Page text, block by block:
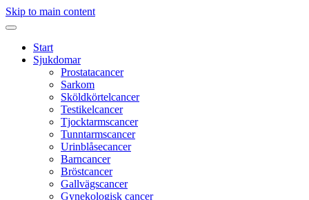
Skip to main content
Start
Sjukdomar
Prostatacancer
Sarkom
Sköldkörtelcancer
Testikelcancer
Tjocktarmscancer
Tunntarmscancer
Urinblåsecancer
Barncancer
Bröstcancer
Gallvägscancer
Gynekologisk cancer